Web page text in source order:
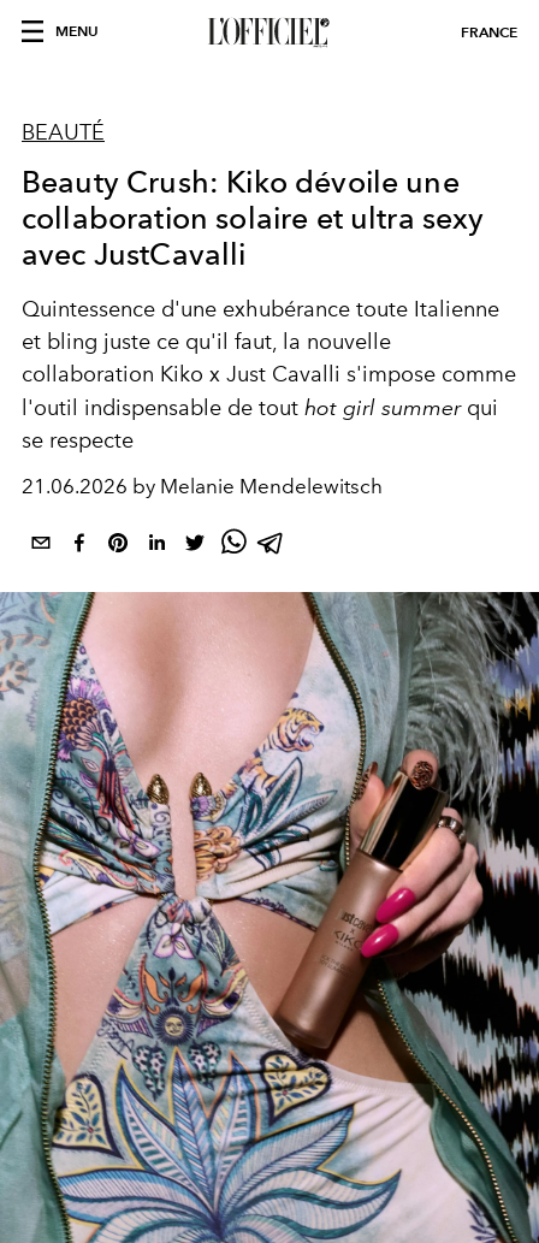
MENU FRANCE
BEAUTÉ
Beauty Crush: Kiko dévoile une
collaboration solaire et ultra sexy
avec JustCavalli
Quintessence d'une exhubérance toute Italienne
et bling juste ce qu'il faut, la nouvelle
collaboration Kiko x Just Cavalli s'impose comme
l'outil indispensable de tout hot girl summerqui
se respecte
21.06.2026 by Melanie Mendelewitsch